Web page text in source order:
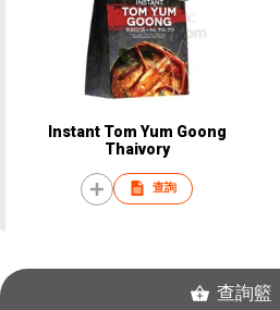
Instant Tom Yum Goong
Thaivory
查詢
查詢籃